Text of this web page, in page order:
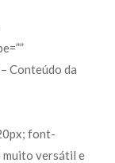
Conteúdo da
font-
muito versátil e